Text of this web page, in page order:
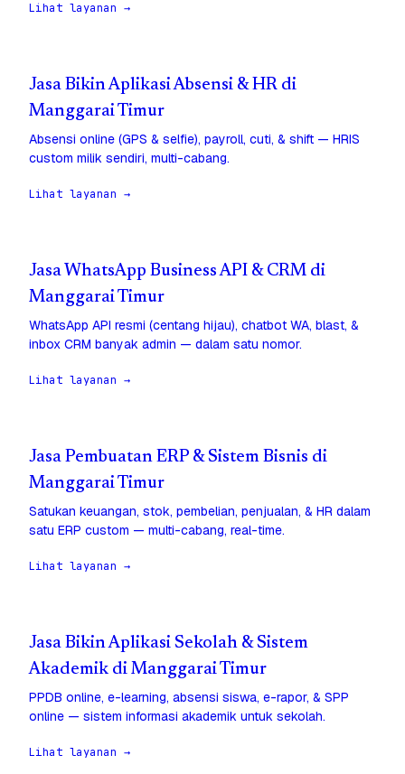
Lihat layanan →
Jasa Bikin Aplikasi Absensi & HR di
Manggarai Timur
Absensi online (GPS & selfie), payroll, cuti, & shift — HRIS
custom milik sendiri, multi-cabang.
Lihat layanan →
Jasa WhatsApp Business API & CRM di
Manggarai Timur
WhatsApp API resmi (centang hijau), chatbot WA, blast, &
inbox CRM banyak admin — dalam satu nomor.
Lihat layanan →
Jasa Pembuatan ERP & Sistem Bisnis di
Manggarai Timur
Satukan keuangan, stok, pembelian, penjualan, & HR dalam
satu ERP custom — multi-cabang, real-time.
Lihat layanan →
Jasa Bikin Aplikasi Sekolah & Sistem
Akademik di Manggarai Timur
PPDB online, e-learning, absensi siswa, e-rapor, & SPP
online — sistem informasi akademik untuk sekolah.
Lihat layanan →